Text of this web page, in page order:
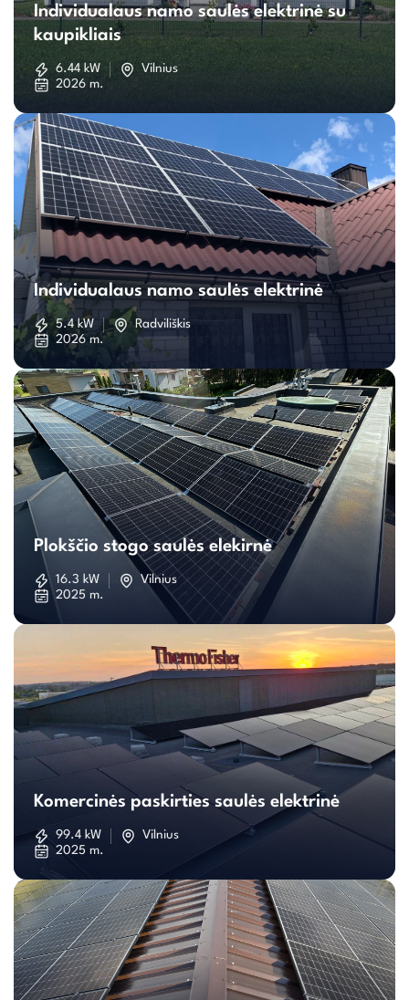
namo
saulės
kaupikliais
Individualaus namo saulės elektrinė su
kaupikliais
6.44 kW
Vilnius
2026 m.
Individualaus
namo
saulės
Individualaus namo saulės elektrinė
5.4 kW
Radviliškis
2026 m.
Plokščio
stogo
saulės
elekirnė
Plokščio stogo saulės elekirnė
16.3 kW
Vilnius
2025 m.
Komercinės
paskirties
saulės
elektrinė
Komercinės paskirties saulės elektrinė
99.4 kW
Vilnius
2025 m.